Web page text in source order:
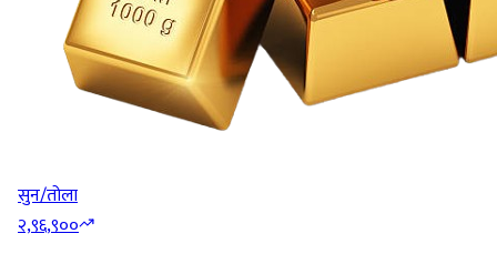
सुन/तोला
२,९६,९००